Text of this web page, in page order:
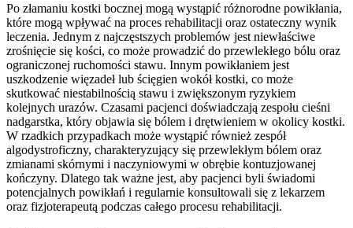
Po złamaniu kostki bocznej mogą wystąpić różnorodne powikłania,
które mogą wpływać na proces rehabilitacji oraz ostateczny wynik
leczenia. Jednym z najczęstszych problemów jest niewłaściwe
zrośnięcie się kości, co może prowadzić do przewlekłego bólu oraz
ograniczonej ruchomości stawu. Innym powikłaniem jest
uszkodzenie więzadeł lub ścięgien wokół kostki, co może
skutkować niestabilnością stawu i zwiększonym ryzykiem
kolejnych urazów. Czasami pacjenci doświadczają zespołu cieśni
nadgarstka, który objawia się bólem i drętwieniem w okolicy kostki.
W rzadkich przypadkach może wystąpić również zespół
algodystroficzny, charakteryzujący się przewlekłym bólem oraz
zmianami skórnymi i naczyniowymi w obrębie kontuzjowanej
kończyny. Dlatego tak ważne jest, aby pacjenci byli świadomi
potencjalnych powikłań i regularnie konsultowali się z lekarzem
oraz fizjoterapeutą podczas całego procesu rehabilitacji.